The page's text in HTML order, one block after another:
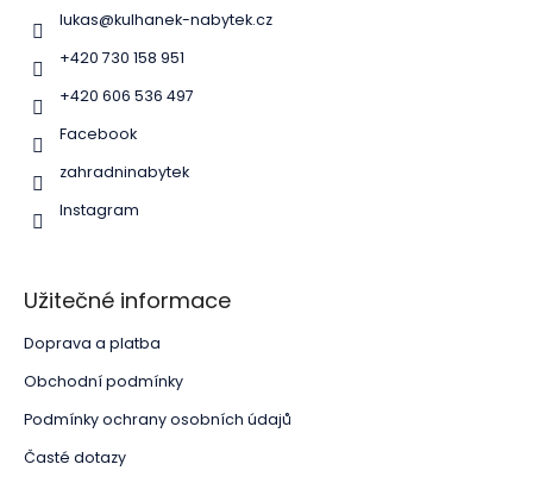
lukas@kulhanek-nabytek.cz
+420 730 158 951
+420 606 536 497
Facebook
zahradninabytek
Instagram
Užitečné informace
Doprava a platba
Obchodní podmínky
Podmínky ochrany osobních údajů
Časté dotazy